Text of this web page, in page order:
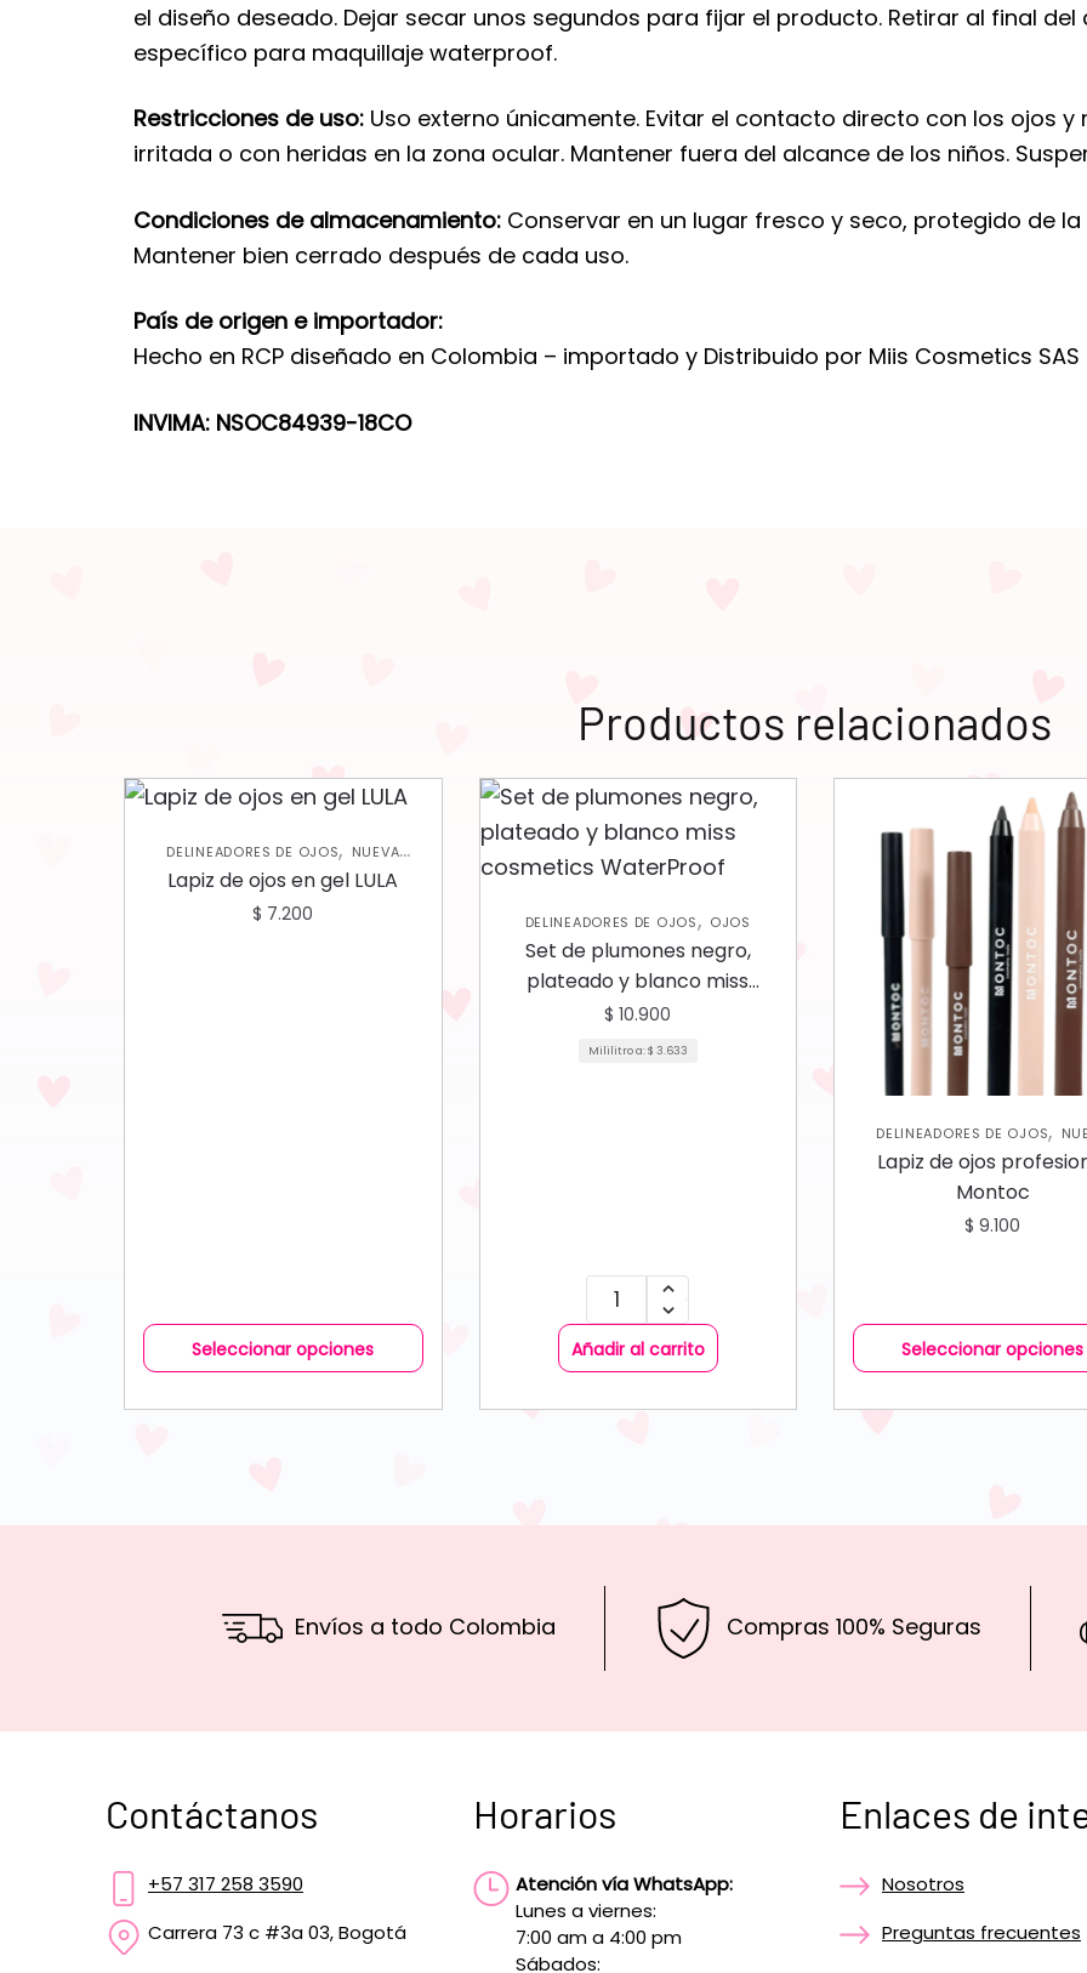
el diseño deseado. Dejar secar unos segundos para fijar el producto. Retirar al final
específico para maquillaje waterproof.
Restricciones de uso:Uso externo únicamente. Evitar el contacto directo con los ojos y
irritada o con heridas en la zona ocular. Mantener fuera del alcance de los niños.
Condiciones de almacenamiento:Conservar en un lugar fresco y seco, protegido de
Mantener bien cerrado después de cada uso.
País de origen e importador:
Hecho en RCP diseñado en Colombia – importado y Distribuido por Miis Cosmetics SAS
INVIMA: NSOC84939-18CO
Productos relacionados
DELINEADORES DE OJOS, NUEVA
COLECCIÓN,OJOS
Lapiz de ojos en gel LULA
$ 7.200
Seleccionar opciones
DELINEADORES DE OJOS, OJOS
Set de plumones negro,
plateado y blanco miss
cosmetics WaterProof
$ 10.900
Mililitro a:$ 3.633
Añadir al carrito
DELINEADORES DE OJOS,
COLECCIÓN,OJOS
Lapiz de ojos
Montoc
$ 9.100
Seleccionar opciones
Envíos a todo Colombia Compras 100% Seguras
Contáctanos
+57 317 258 3590
Carrera 73 c #3a 03, Bogotá
Horarios
Atención vía WhatsApp:
Lunes a viernes:
7:00 am a 4:00 pm
Sábados:
Enlaces de
Nosotros
Preguntas frecuentes